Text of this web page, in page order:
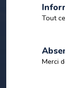
Tout
Merci